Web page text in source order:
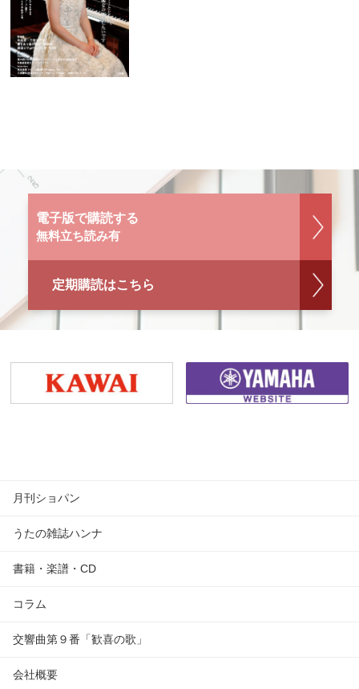
電子版で購読する
無料立ち読み有
定期購読はこちら
月刊ショパン
うたの雑誌ハンナ
書籍・楽譜・CD
コラム
交響曲第９番「歓喜の歌」
会社概要